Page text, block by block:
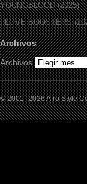
YOUNGBLOOD (2025)
I LOVE BOOSTERS
Archivos
Archivos
© 2001- 2026 Afro Style